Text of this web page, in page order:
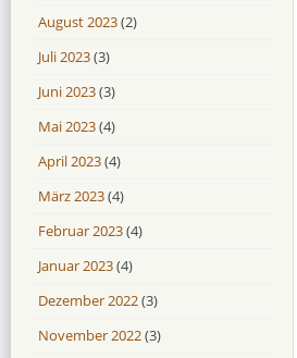
August 2023(2)
Juli 2023(3)
Juni 2023(3)
Mai 2023(4)
April 2023(4)
März 2023(4)
Februar 2023(4)
Januar 2023(4)
Dezember 2022(3)
November 2022(3)